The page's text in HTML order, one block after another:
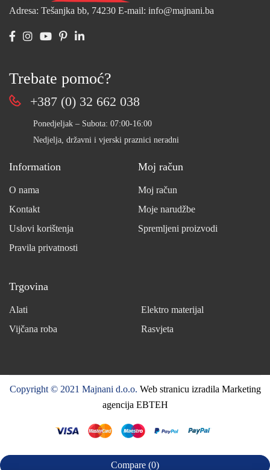
Adresa: Tešanjka bb, 74230 E-mail: info@majnani.ba
Trebate pomoć?
+387 (0) 32 662 038
Ponedjeljak – Subota: 07:00-16:00
Nedjelja, državni i vjerski praznici neradni
Information
O nama
Kontakt
Uslovi korištenja
Pravila privatnosti
Moj račun
Moj račun
Moje narudžbe
Spremljeni proizvodi
Trgovina
Alati
Elektro materijal
Vijčana roba
Rasvjeta
Copyright © 2021 Majnani d.o.o. Web stranicu izradila Marketing
agencija EBTEH
Compare (0)